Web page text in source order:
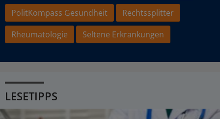
PolitKompass Gesundheit
Rechtssplitter
Rheumatologie
Seltene Erkrankungen
LESETIPPS